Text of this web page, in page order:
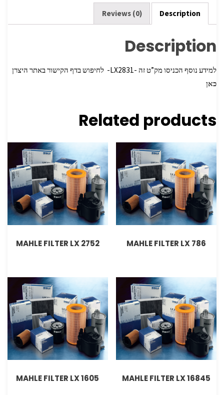
k
Description
Reviews (0)
Description
למידע נוסף הכניסו מק”ט זה -LX2831- לחיפוש בדף הקישור באתר היצרן
כאן
Related products
MAHLE FILTER LX 786
MAHLE FILTER LX 2752
MAHLE FILTER LX 16845
MAHLE FILTER LX 1605